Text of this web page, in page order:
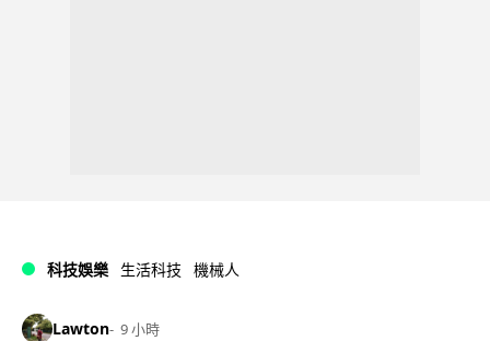
科技娛樂 生活科技 機械人
Lawton 9 小時